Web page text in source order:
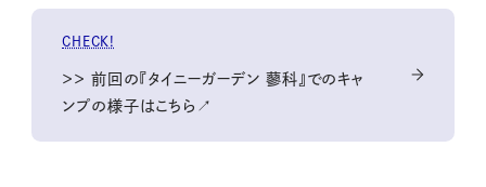
CHECK!
＞＞ 前回の『タイニーガーデン 蓼科』でのキャ
ンプの様子はこちら↗